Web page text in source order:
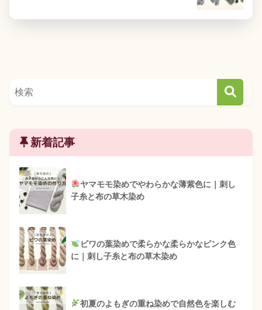
新着記事
ヤマモモ染めでやわらかな薄紫色に｜刺し
子糸と布の草木染め
ビワの葉染めで柔らかな柔らかなピンク色
に｜刺し子糸と布の草木染め
初夏のよもぎの重ね染めで自然色を楽しむ